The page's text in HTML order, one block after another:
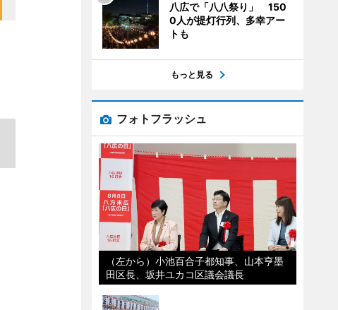
八広で「八八祭り」 150
0人が提灯行列、多幸アー
トも
もっと見る
フォトフラッシュ
（左から）小池百合子都知事、山本亨墨
田区長、坂井ユカコ区議会議長